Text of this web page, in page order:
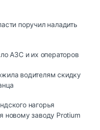
поручил наладить
АЗС и их операторов
водителям скидку
нагорья
новому заводу Protium